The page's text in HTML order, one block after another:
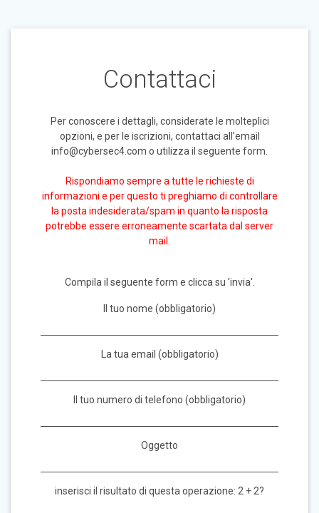
Contattaci
Per conoscere i dettagli, considerate le molteplici
opzioni, e per le iscrizioni, contattaci all’email
info@cybersec4.com o utilizza il seguente form.
Rispondiamo sempre a tutte le richieste di
informazioni e per questo ti preghiamo di controllare
la posta indesiderata/spam in quanto la risposta
potrebbe essere erroneamente scartata dal server
mail.
Compila il seguente form e clicca su 'invia'.
Il tuo nome (obbligatorio)
La tua email (obbligatorio)
Il tuo numero di telefono (obbligatorio)
Oggetto
inserisci il risultato di questa operazione: 2 + 2?